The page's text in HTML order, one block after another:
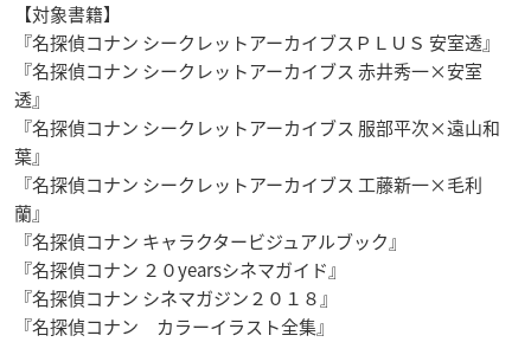
【対象書籍】
『名探偵コナン シークレットアーカイブスＰＬＵＳ 安室透』
『名探偵コナン シークレットアーカイブス 赤井秀一×安室
透』
『名探偵コナン シークレットアーカイブス 服部平次×遠山和
葉』
『名探偵コナン シークレットアーカイブス 工藤新一×毛利
蘭』
『名探偵コナン キャラクタービジュアルブック』
『名探偵コナン ２０yearsシネマガイド』
『名探偵コナン シネマガジン２０１８』
『名探偵コナン カラーイラスト全集』